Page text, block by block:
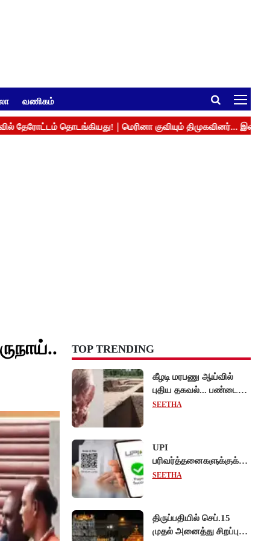
வணிகம்
TOP TRENDING
கீழடி மரபணு ஆய்வில்
புதிய தகவல்... பண்டைய
தமிழர்கள் உணவில்
SEETHA
UPI
பரிவர்த்தனைகளுக்குக்
கட்டணம் வசூல் -
SEETHA
திருப்பதியில் செப்.15
முதல் அனைத்து சிறப்பு